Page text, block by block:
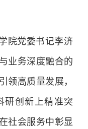
院党委书记李济
业务深度融合的
领高质量发展，
研创新上精准突
社会服务中彰显